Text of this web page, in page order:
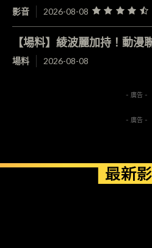
影音 2026-08-08
【場料】綾波麗加持！動漫
場料 2026-08-08
- 廣告 -
- 廣告 -
最新